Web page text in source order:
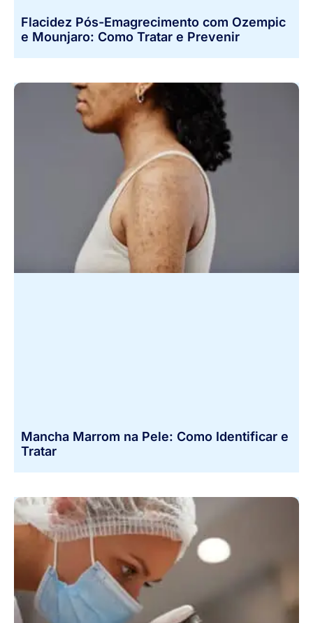
Flacidez Pós-Emagrecimento com Ozempic
e Mounjaro: Como Tratar e Prevenir
Mancha Marrom na Pele: Como Identificar e
Tratar